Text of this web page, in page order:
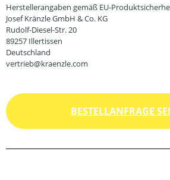
Herstellerangaben gemäß EU-
Josef Kränzle GmbH & Co. KG
Rudolf-Diesel-Str. 20
89257 Illertissen
Deutschland
vertrieb@kraenzle.com
BESTELLANFRAGE